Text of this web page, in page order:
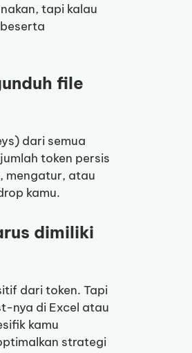
tapi kalau
file
dari semua
token persis
mengatur, atau
kamu.
dimiliki
dari token. Tapi
nya di Excel atau
kamu
strategi